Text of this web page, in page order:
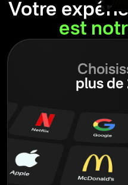
Votre
est
plus de